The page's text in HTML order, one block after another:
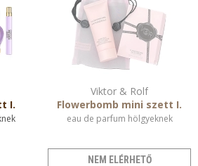
I.
Viktor & Rolf
Flowerbomb mini szett I.
eau de parfum hölgyeknek
NEM ELÉRHETŐ